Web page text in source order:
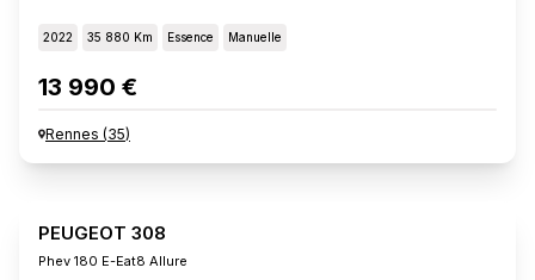
2022 35 880 Km Essence Manuelle
13 990 €
Rennes (35)
PEUGEOT 308
Phev 180 E-Eat8 Allure